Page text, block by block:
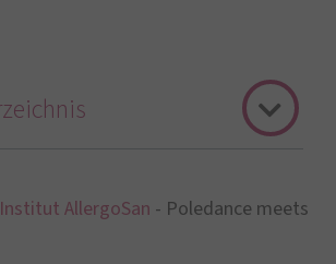
Institut AllergoSan - Poledance meets